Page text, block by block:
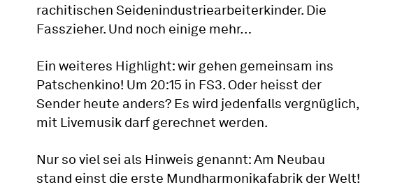
rachitischen Seidenindustriearbeiterkinder. Die
Fasszieher. Und noch einige mehr…
Ein weiteres Highlight: wir gehen gemeinsam ins
Patschenkino! Um 20:15 in FS3. Oder heisst der
Sender heute anders? Es wird jedenfalls vergnüglich,
mit Livemusik darf gerechnet werden.
Nur so viel sei als Hinweis genannt: Am Neubau
stand einst die erste Mundharmonikafabrik der Welt!